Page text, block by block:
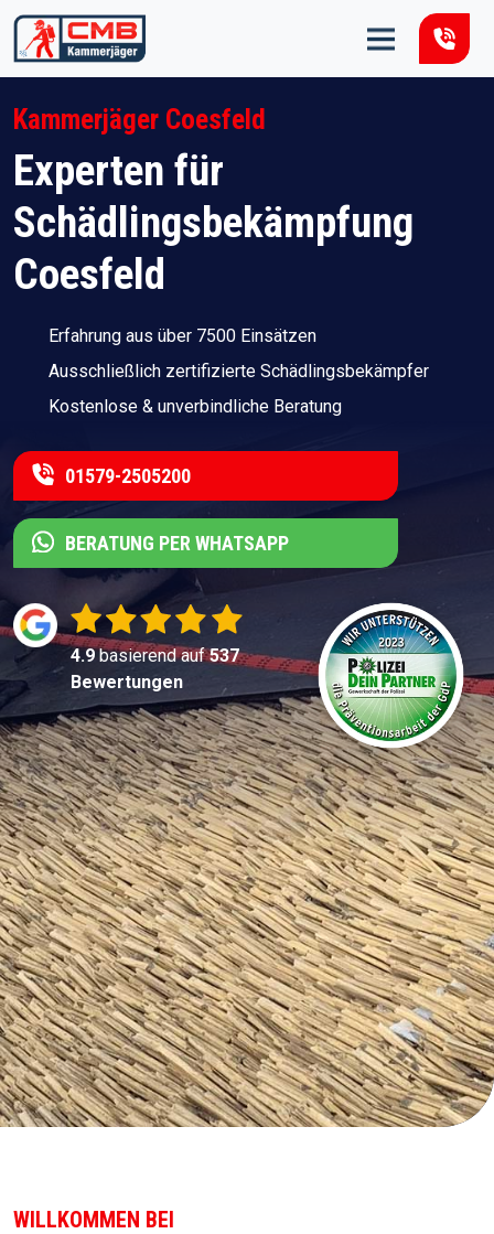
Zum Inhalt springen
Kammerjäger Coesfeld
Experten für
Schädlingsbekämpfung
Coesfeld
Erfahrung aus über 7500 Einsätzen
Ausschließlich zertifizierte Schädlingsbekämpfer
Kostenlose & unverbindliche Beratung
01579-2505200
BERATUNG PER WHATSAPP
4.9basierend auf537
Bewertungen
WILLKOMMEN BEI